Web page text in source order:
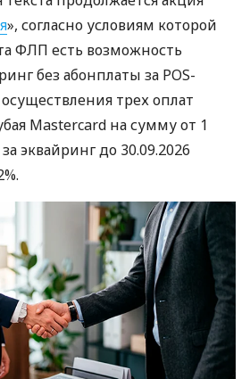
», согласно условиям которой
ФЛП есть возможность
без абонплаты за POS-
трех оплат
Mastercard на сумму от 1
эквайринг до 30.09.2026